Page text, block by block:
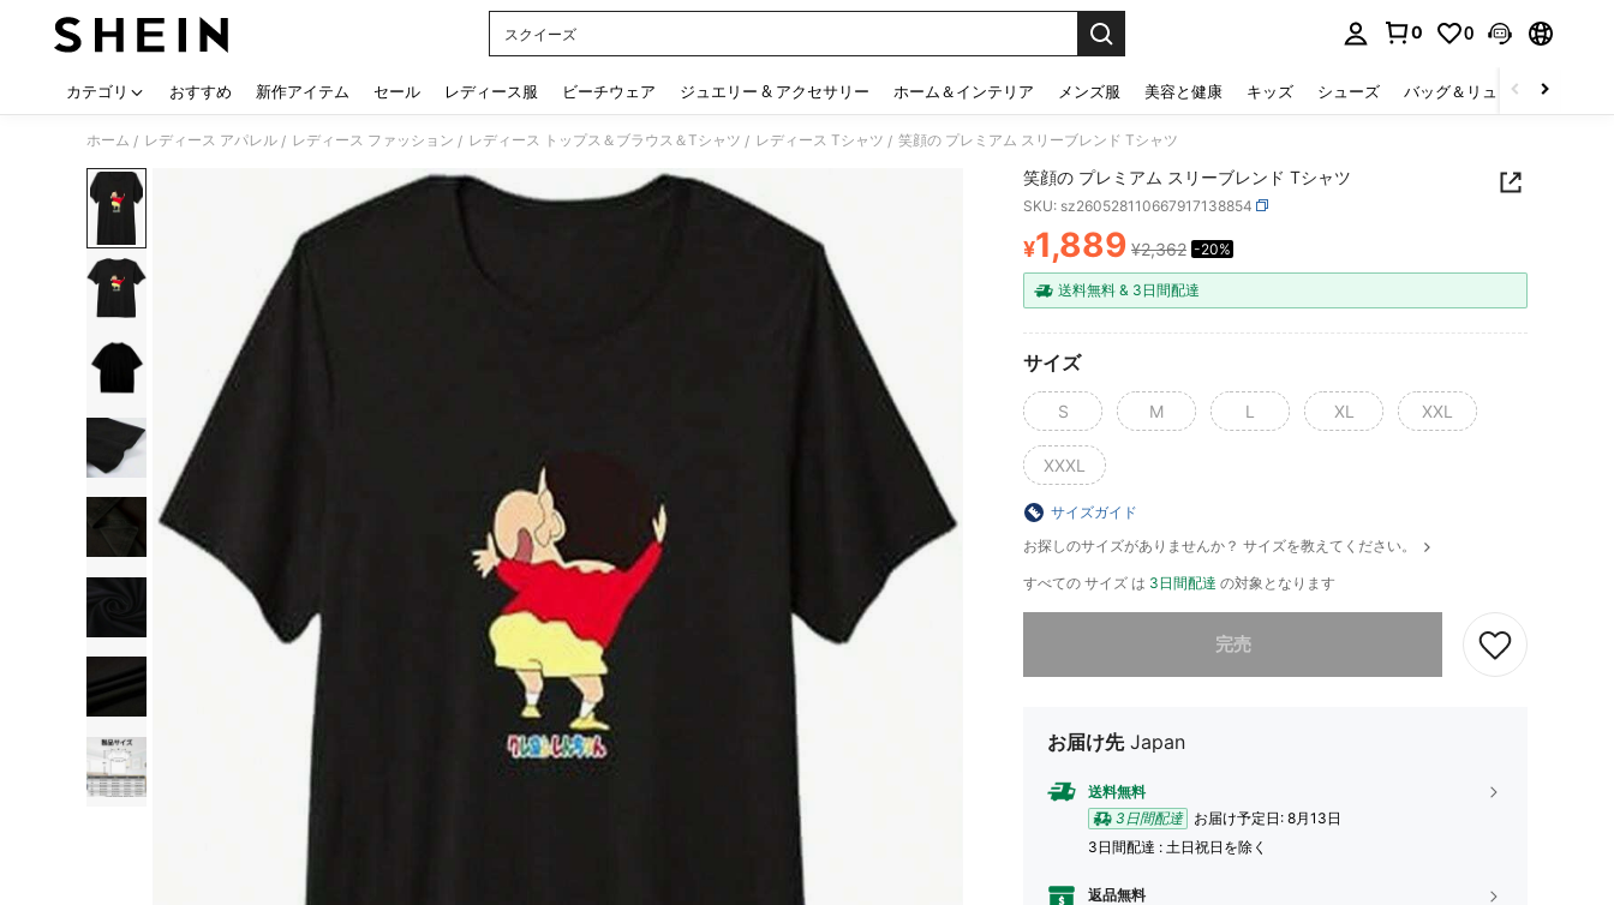
スクイーズ
0 0
カテゴリ おすすめ 新作アイテム セール レディース服 ビーチウェア ジュエリー & アクセサリー ホーム＆インテリア メンズ服 美容と健康 キッズ シューズ バッグ＆リュック
ホーム / レディース アパレル / レディース ファッション / レディース トップス＆ブラウス＆Tシャツ / レディース Tシャツ / 笑顔の プレミアム スリーブレンド Tシャツ
笑顔の プレミアム スリーブレンド Tシャツ
SKU: sz260528110667917138854
PRICE AND AVAILABILITY
¥1,889 ¥2,362 -20%
送料無料 & 3日間配達
サイズ
S M L XL XXL
XXXL
サイズガイド
お探しのサイズがありませんか？ サイズを教えてください。
すべての サイズ は 3日間配達 の対象となります
完売
申し訳ありませんが、この商品は完売しました。
お届け先 Japan
送料無料
3日間配達
お届け予定日: 8月13日
3日間配達 : 土日祝日を除く
返品無料